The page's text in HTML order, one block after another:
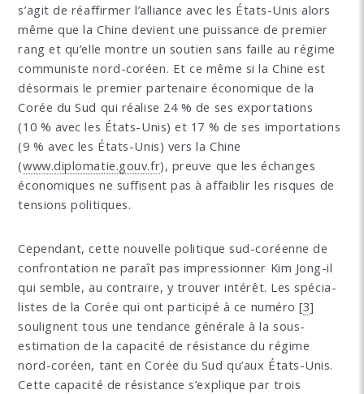
s’agit de réaffirmer l’alliance avec les États-Unis alors
même que la Chine devient une puissance de premier
rang et qu’elle montre un soutien sans faille au régime
communiste nord-coréen. Et ce même si la Chine est
désormais le premier partenaire économique de la
Corée du Sud qui réalise 24 % de ses exportations
(10 % avec les États-Unis) et 17 % de ses importations
(9 % avec les États-Unis) vers la Chine
(www.diplomatie.gouv.fr), preuve que les échanges
économiques ne suffisent pas à affaiblir les risques de
tensions politiques.
Cependant, cette nouvelle politique sud-coréenne de
confrontation ne paraît pas impressionner Kim Jong-il
qui semble, au contraire, y trouver intérêt. Les spécia-
listes de la Corée qui ont participé à ce numéro [3]
soulignent tous une tendance générale à la sous-
estimation de la capacité de résistance du régime
nord-coréen, tant en Corée du Sud qu’aux États-Unis.
Cette capacité de résistance s’explique par trois